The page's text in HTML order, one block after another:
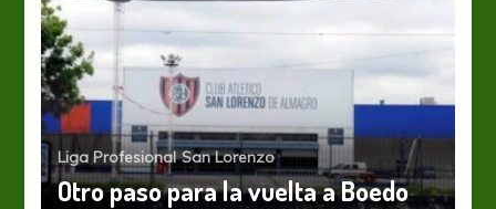
Liga Profesional San Lorenzo
Otro paso para la vuelta a Boedo